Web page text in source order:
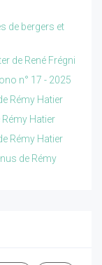
de bergers et
de René Frégni
n° 17 - 2025
Rémy Hatier
Rémy Hatier
Rémy Hatier
de Rémy